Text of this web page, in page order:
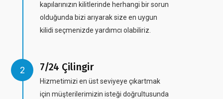
kapılarınızın kilitlerinde herhangi bir sorun
olduğunda bizi arıyarak size en uygun
kilidi seçmenizde yardımcı olabiliriz.
7/24 Çilingir
Hizmetimizi en üst seviyeye çıkartmak
için müşterilerimizin isteği doğrultusunda